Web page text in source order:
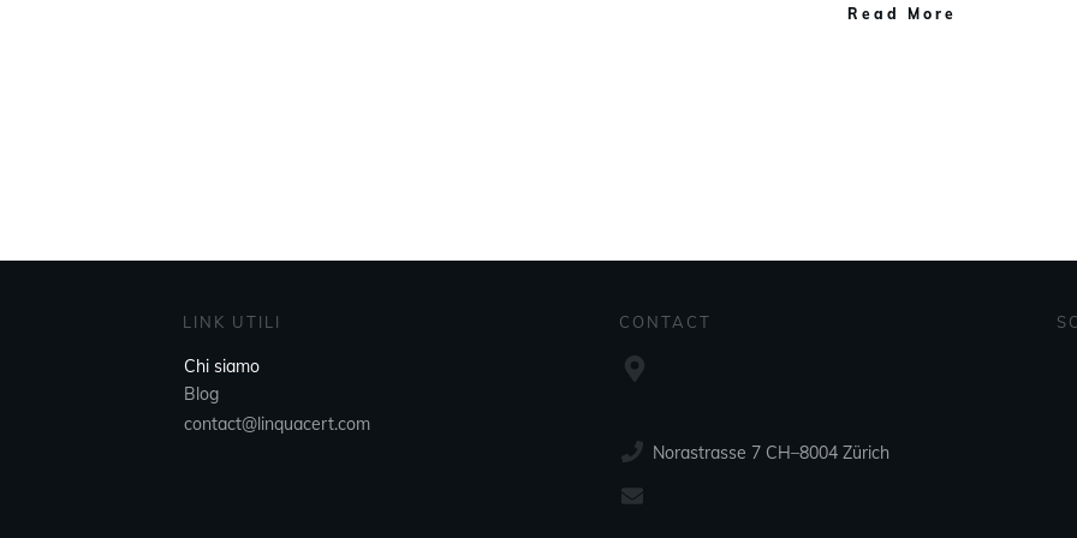
Read More
LINK UTILI
Chi siamo
Blog
contact@linquacert.com
CONTACT
Norastrasse 7 CH–8004 Zürich